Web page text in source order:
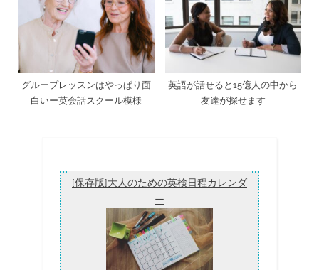
グループレッスンはやっぱり面
白いー英会話スクール模様
英語が話せると15億人の中から
友達が探せます
[保存版]大人のための英検日程カレンダ
ー